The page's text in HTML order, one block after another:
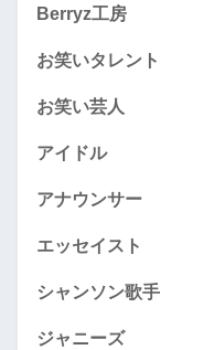
Berryz工房
お笑いタレント
お笑い芸人
アイドル
アナウンサー
エッセイスト
シャンソン歌手
ジャニーズ